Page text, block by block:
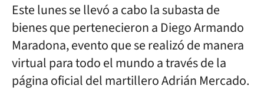
Este lunes se llevó a cabo la subasta de
bienes que pertenecieron a Diego Armando
Maradona, evento que se realizó de manera
virtual para todo el mundo a través de la
página oficial del martillero Adrián Mercado.